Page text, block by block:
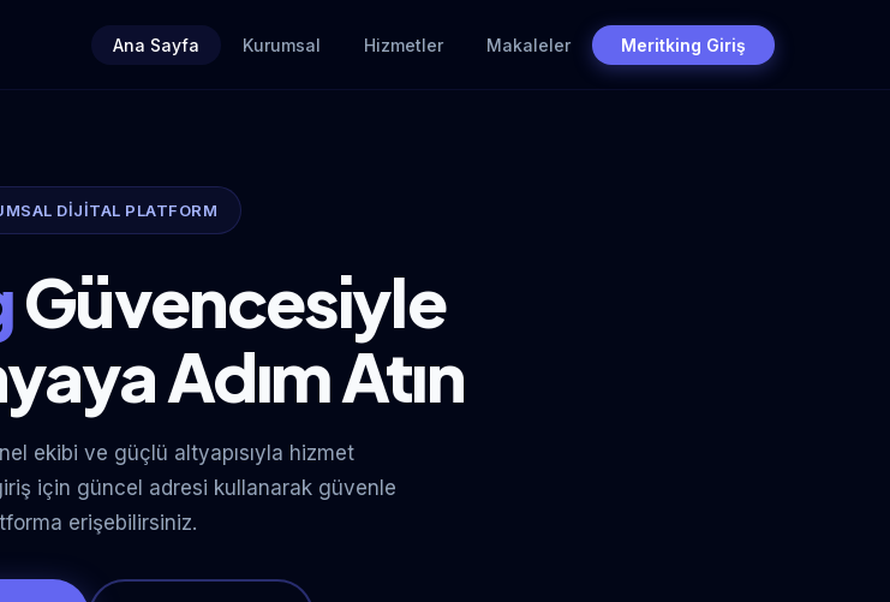
Ana Sayfa Kurumsal Hizmetler Makaleler Meritking Giriş
DİJİTAL PLATFORM
Güvencesiyle
Adım Atın
ekibi ve güçlü altyapısıyla hizmet
için güncel adresi kullanarak güvenle
erişebilirsiniz.